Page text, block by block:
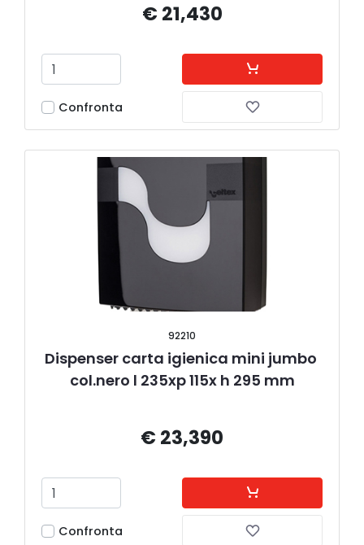
€ 21,430
Confronta
92210
Dispenser carta igienica mini jumbo
col.nero l 235xp 115x h 295 mm
€ 23,390
Confronta